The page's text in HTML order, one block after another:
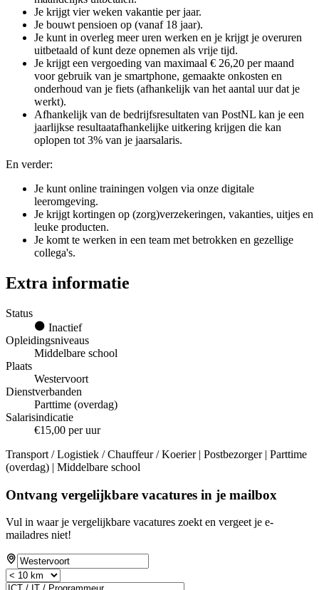
Je krijgt vier weken vakantie per jaar.
Je bouwt pensioen op (vanaf 18 jaar).
Je kunt in overleg meer uren werken en je krijgt je overuren
uitbetaald of kunt deze opnemen als vrije tijd.
Je krijgt een vergoeding van maximaal € 26,20 per maand
voor gebruik van je smartphone, gemaakte onkosten en
onderhoud van je fiets (afhankelijk van het aantal uur dat je
werkt).
Afhankelijk van de bedrijfsresultaten van PostNL kan je een
jaarlijkse resultaatafhankelijke uitkering krijgen die kan
oplopen tot 3% van je jaarsalaris.
En verder:
Je kunt online trainingen volgen via onze digitale
leeromgeving.
Je krijgt kortingen op (zorg)verzekeringen, vakanties, uitjes en
leuke producten.
Je komt te werken in een team met betrokken en gezellige
collega's.
Extra informatie
Status
Inactief
Opleidingsniveaus
Middelbare school
Plaats
Westervoort
Dienstverbanden
Parttime (overdag)
Salarisindicatie
€15,00 per uur
Transport / Logistiek / Chauffeur / Koerier | Postbezorger | Parttime
(overdag) | Middelbare school
Ontvang vergelijkbare vacatures in je mailbox
Vul in waar je vergelijkbare vacatures zoekt en vergeet je e-
mailadres niet!